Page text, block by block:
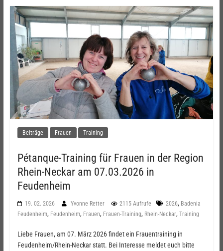
Beiträge Frauen Training
Pétanque-Training für Frauen in der Region
Rhein-Neckar am 07.03.2026 in
Feudenheim
19. 02. 2026 Yvonne Retter 2115 Aufrufe 2026, Badenia
Feudenheim, Feudenheim, Frauen, Frauen-Training, Rhein-Neckar, Training
Liebe Frauen, am 07. März 2026 findet ein Frauentraining in
Feudenheim/Rhein-Neckar statt. Bei Interesse meldet euch bitte